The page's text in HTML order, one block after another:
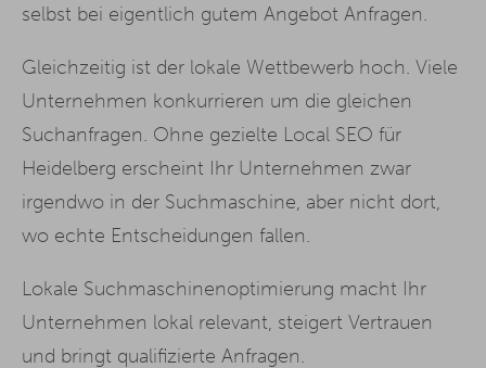
selbst bei eigentlich gutem Angebot Anfragen.
Gleichzeitig ist der lokale Wettbewerb hoch. Viele
Unternehmen konkurrieren um die gleichen
Suchanfragen. Ohne gezielte Local SEO für
Heidelberg erscheint Ihr Unternehmen zwar
irgendwo in der Suchmaschine, aber nicht dort,
wo echte Entscheidungen fallen.
Lokale Suchmaschinenoptimierung macht Ihr
Unternehmen lokal relevant, steigert Vertrauen
und bringt qualifizierte Anfragen.